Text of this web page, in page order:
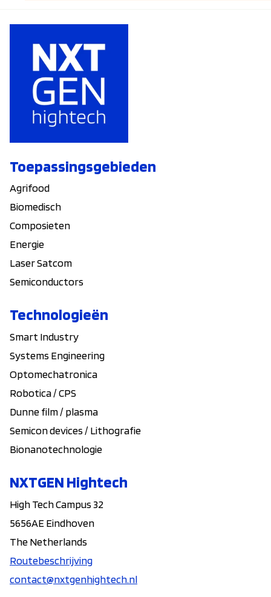
Toepassingsgebieden
Agrifood
Biomedisch
Composieten
Energie
Laser Satcom
Semiconductors
Technologieën
Smart Industry
Systems Engineering
Optomechatronica
Robotica / CPS
Dunne film / plasma
Semicon devices / Lithografie
Bionanotechnologie
NXTGEN Hightech
High Tech Campus 32
5656AE Eindhoven
The Netherlands
Routebeschrijving
contact@nxtgenhightech.nl